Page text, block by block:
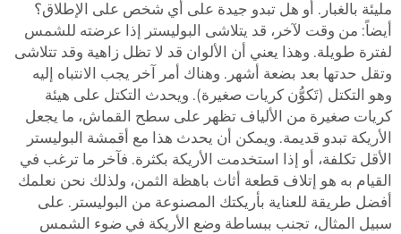
مليئة بالغبار. أو هل تبدو جيدة على أي شخص على الإطلاق؟
أيضاً: من وقت لآخر، قد يتلاشى البوليستر إذا عرضته للشمس
لفترة طويلة. وهذا يعني أن الألوان قد لا تظل زاهية وقد تتلاشى
وتقل حدتها بعد بضعة أشهر. وهناك أمر آخر يجب الانتباه إليه
وهو التكتل (تَكوُّن كريات صغيرة). ويحدث التكتل على هيئة
كريات صغيرة من الألياف تظهر على سطح القماش، ما يجعل
الأريكة تبدو قديمة. ويمكن أن يحدث هذا مع أقمشة البوليستر
الأقل تكلفة، أو إذا استخدمت الأريكة بكثرة. فآخر ما ترغب في
القيام به هو إتلاف قطعة أثاث باهظة الثمن، ولذلك نحن نعلمك
أفضل طريقة للعناية بأريكتك المصنوعة من البوليستر. على
سبيل المثال، تجنب ببساطة وضع الأريكة في ضوء الشمس